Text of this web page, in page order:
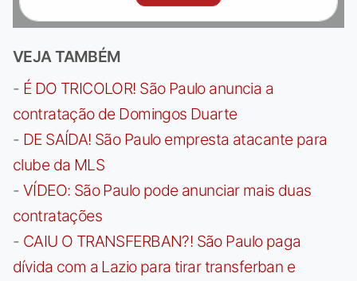
VEJA TAMBÉM
- É DO TRICOLOR! São Paulo anuncia a
contratação de Domingos Duarte
- DE SAÍDA! São Paulo empresta atacante para
clube da MLS
- VÍDEO: São Paulo pode anunciar mais duas
contratações
- CAIU O TRANSFERBAN?! São Paulo paga
dívida com a Lazio para tirar transferban e